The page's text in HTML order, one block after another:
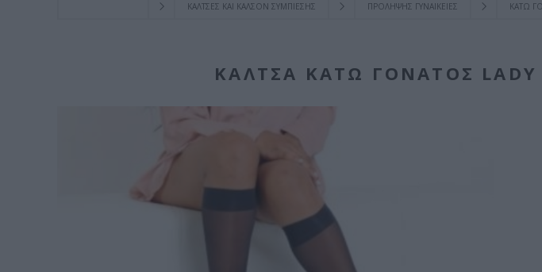
ΚΑΛΤΣΕΣ ΚΑΙ ΚΑΛΣΟΝ ΣΥΜΠΙΕΣΗΣ ΠΡΟΛΗΨΗΣ ΓΥΝΑΙΚΕΙΕΣ ΚΑΤΩ
ΚΆΛΤΣΑ ΚΆΤΩ ΓΌΝΑΤΟΣ LADY